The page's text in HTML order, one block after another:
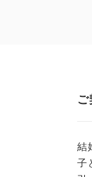
結
子